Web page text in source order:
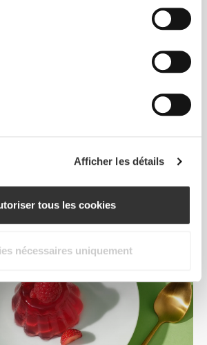
Afficher les détails
tous les cookies
nécessaires uniquement